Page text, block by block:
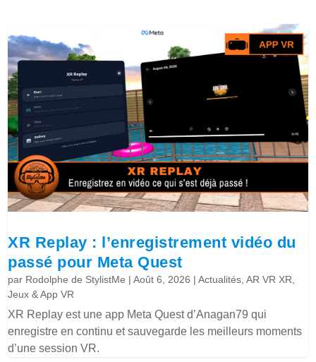
XR Replay : l’enregistrement vidéo du
passé pour Meta Quest
par Rodolphe de StylistMe |Août 6, 2026 |Actualités ,AR VR XR
Jeux & App VR
XR Replay est une app Meta Quest d’Anagan79 qui
enregistre en continu et sauvegarde les meilleurs moments
d’une session VR.